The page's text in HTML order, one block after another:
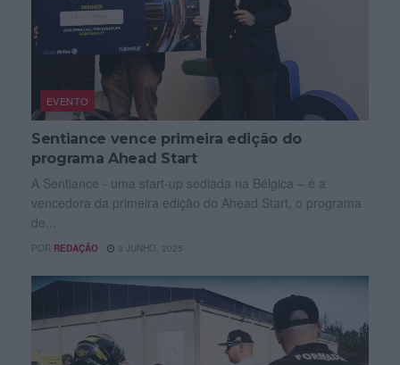
EVENTO
Sentiance vence primeira edição do
programa Ahead Start
A Sentiance - uma start-up sediada na Bélgica – é a
vencedora da primeira edição do Ahead Start, o programa
de...
POR REDAÇÃO 3 JUNHO, 2025